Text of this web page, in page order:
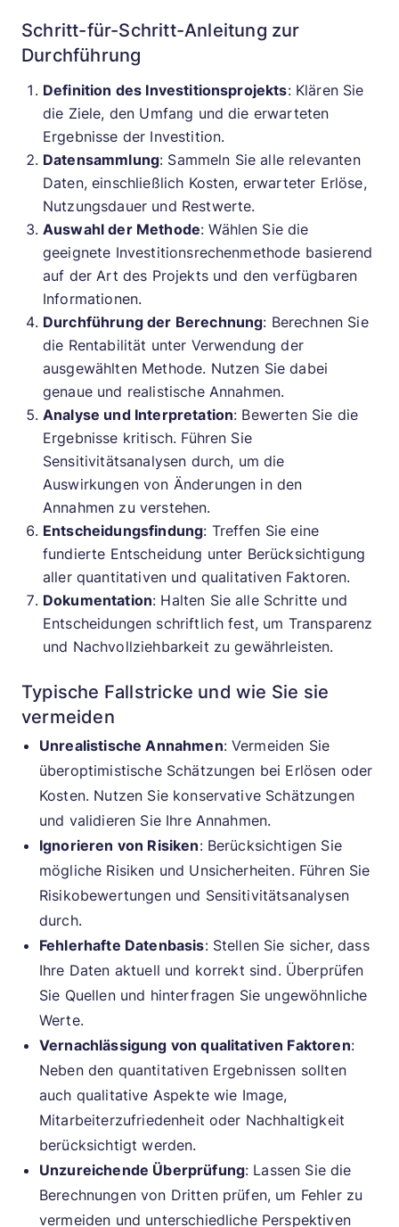
Schritt-für-Schritt-Anleitung zur
Durchführung
Definition des Investitionsprojekts: Klären Sie
die Ziele, den Umfang und die erwarteten
Ergebnisse der Investition.
Datensammlung: Sammeln Sie alle relevanten
Daten, einschließlich Kosten, erwarteter Erlöse,
Nutzungsdauer und Restwerte.
Auswahl der Methode: Wählen Sie die
geeignete Investitionsrechenmethode basierend
auf der Art des Projekts und den verfügbaren
Informationen.
Durchführung der Berechnung: Berechnen Sie
die Rentabilität unter Verwendung der
ausgewählten Methode. Nutzen Sie dabei
genaue und realistische Annahmen.
Analyse und Interpretation: Bewerten Sie die
Ergebnisse kritisch. Führen Sie
Sensitivitätsanalysen durch, um die
Auswirkungen von Änderungen in den
Annahmen zu verstehen.
Entscheidungsfindung: Treffen Sie eine
fundierte Entscheidung unter Berücksichtigung
aller quantitativen und qualitativen Faktoren.
Dokumentation: Halten Sie alle Schritte und
Entscheidungen schriftlich fest, um Transparenz
und Nachvollziehbarkeit zu gewährleisten.
Typische Fallstricke und wie Sie sie
vermeiden
Unrealistische Annahmen: Vermeiden Sie
überoptimistische Schätzungen bei Erlösen oder
Kosten. Nutzen Sie konservative Schätzungen
und validieren Sie Ihre Annahmen.
Ignorieren von Risiken: Berücksichtigen Sie
mögliche Risiken und Unsicherheiten. Führen Sie
Risikobewertungen und Sensitivitätsanalysen
durch.
Fehlerhafte Datenbasis: Stellen Sie sicher, dass
Ihre Daten aktuell und korrekt sind. Überprüfen
Sie Quellen und hinterfragen Sie ungewöhnliche
Werte.
Vernachlässigung von qualitativen Faktoren:
Neben den quantitativen Ergebnissen sollten
auch qualitative Aspekte wie Image,
Mitarbeiterzufriedenheit oder Nachhaltigkeit
berücksichtigt werden.
Unzureichende Überprüfung: Lassen Sie die
Berechnungen von Dritten prüfen, um Fehler zu
vermeiden und unterschiedliche Perspektiven